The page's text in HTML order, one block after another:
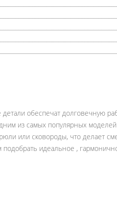
обеспечат долговечную
из самых популярных
или сковороды, что делает
идеальное ,